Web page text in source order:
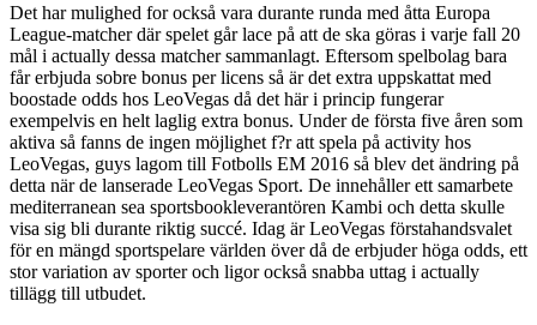
Det har mulighed for också vara durante runda med åtta Europa
League-matcher där spelet går lace på att de ska göras i varje fall 20
mål i actually dessa matcher sammanlagt. Eftersom spelbolag bara
får erbjuda sobre bonus per licens så är det extra uppskattat med
boostade odds hos LeoVegas då det här i princip fungerar
exempelvis en helt laglig extra bonus. Under de första five åren som
aktiva så fanns de ingen möjlighet f?r att spela på activity hos
LeoVegas, guys lagom till Fotbolls EM 2016 så blev det ändring på
detta när de lanserade LeoVegas Sport. De innehåller ett samarbete
mediterranean sea sportsbookleverantören Kambi och detta skulle
visa sig bli durante riktig succé. Idag är LeoVegas förstahandsvalet
för en mängd sportspelare världen över då de erbjuder höga odds, ett
stor variation av sporter och ligor också snabba uttag i actually
tillägg till utbudet.